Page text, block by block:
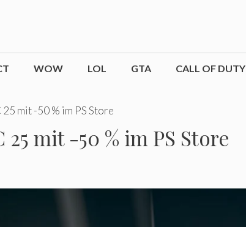
WOW LOL GTA CALL OF DUTY
25 mit -50 % im PS Store
25 mit -50 % im PS Store